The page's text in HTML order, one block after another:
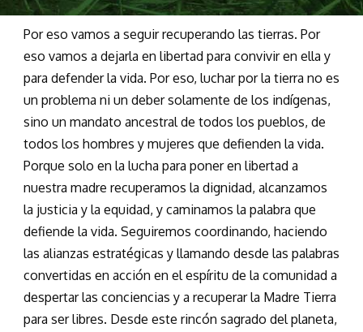
Por eso vamos a seguir recuperando las tierras. Por
eso vamos a dejarla en libertad para convivir en ella y
para defender la vida. Por eso, luchar por la tierra no es
un problema ni un deber solamente de los indígenas,
sino un mandato ancestral de todos los pueblos, de
todos los hombres y mujeres que defienden la vida.
Porque solo en la lucha para poner en libertad a
nuestra madre recuperamos la dignidad, alcanzamos
la justicia y la equidad, y caminamos la palabra que
defiende la vida. Seguiremos coordinando, haciendo
las alianzas estratégicas y llamando desde las palabras
convertidas en acción en el espíritu de la comunidad a
despertar las conciencias y a recuperar la Madre Tierra
para ser libres. Desde este rincón sagrado del planeta,